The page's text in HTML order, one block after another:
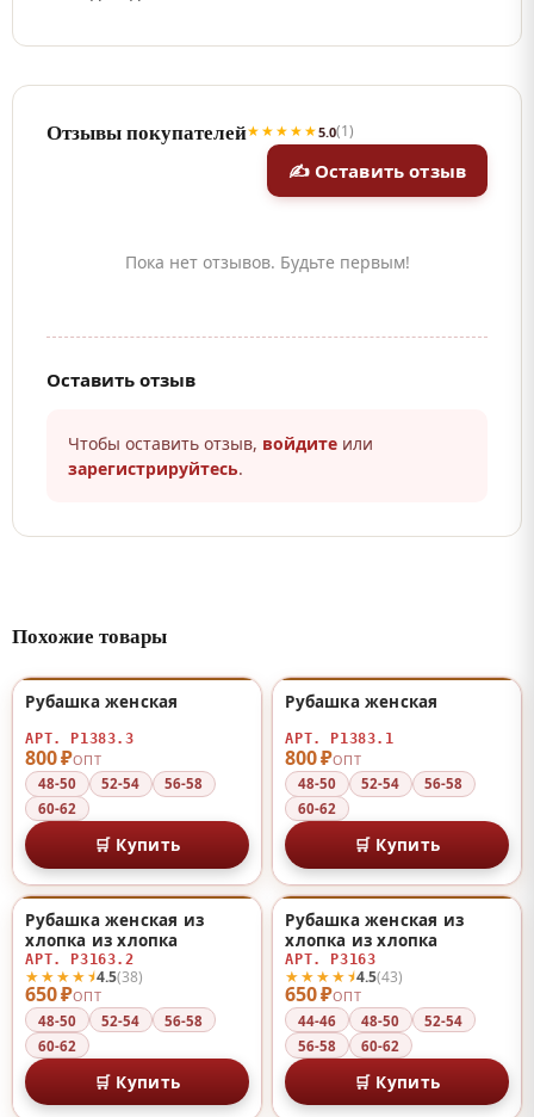
Отзывы покупателей★★★★★5.0(1)
✍ Оставить отзыв
Пока нет отзывов. Будьте первым!
Оставить отзыв
Чтобы оставить отзыв, войдите или
зарегистрируйтесь.
Похожие товары
НОВИНКА
800 ₽ОПТ
Рубашка женская
АРТ. Р1383.3
48-50 52-54
56-58
60-62
🛒 Купить
НОВИНКА
800 ₽ОПТ
Рубашка женская
АРТ. Р1383.1
48-50 52-54
56-58
60-62
🛒 Купить
650 ₽ОПТ
★★★★⯨4.5(38)
Рубашка женская из
хлопка из хлопка
АРТ. Р3163.2
48-50 52-54
56-58
60-62
🛒 Купить
650 ₽ОПТ
★★★★⯨4.5(43)
Рубашка женская из
хлопка из хлопка
АРТ. Р3163
44-46 48-50
52-54
56-58
60-62
🛒 Купить